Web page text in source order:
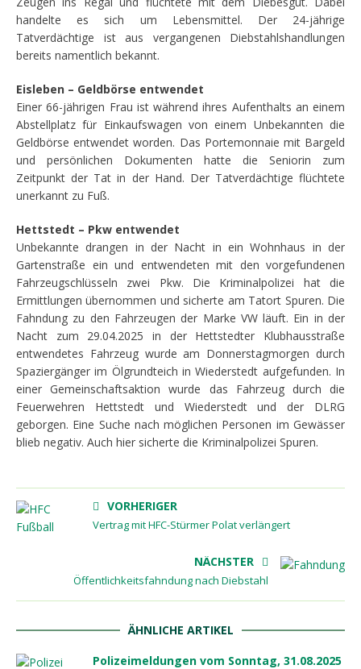
handelte es sich um Lebensmittel. Der 24-jährige
Tatverdächtige ist aus vergangenen Diebstahlshandlungen
bereits namentlich bekannt.
Eisleben – Geldbörse entwendet
Einer 66-jährigen Frau ist während ihres Aufenthalts an einem
Abstellplatz für Einkaufswagen von einem Unbekannten die
Geldbörse entwendet worden. Das Portemonnaie mit Bargeld
und persönlichen Dokumenten hatte die Seniorin zum
Zeitpunkt der Tat in der Hand. Der Tatverdächtige flüchtete
unerkannt zu Fuß.
Hettstedt – Pkw entwendet
Unbekannte drangen in der Nacht in ein Wohnhaus in der
Gartenstraße ein und entwendeten mit den vorgefundenen
Fahrzeugschlüsseln zwei Pkw. Die Kriminalpolizei hat die
Ermittlungen übernommen und sicherte am Tatort Spuren. Die
Fahndung zu den Fahrzeugen der Marke VW läuft. Ein in der
Nacht zum 29.04.2025 in der Hettstedter Klubhausstraße
entwendetes Fahrzeug wurde am Donnerstagmorgen durch
Spaziergänger im Ölgrundteich in Wiederstedt aufgefunden. In
einer Gemeinschaftsaktion wurde das Fahrzeug durch die
Feuerwehren Hettstedt und Wiederstedt und der DLRG
geborgen. Eine Suche nach möglichen Personen im Gewässer
blieb negativ. Auch hier sicherte die Kriminalpolizei Spuren.
VORHERIGER
Vertrag mit HFC-Stürmer Polat verlängert
NÄCHSTER
Öffentlichkeitsfahndung nach Diebstahl
ÄHNLICHE ARTIKEL
Polizeimeldungen vom Sonntag, 31.08.2025